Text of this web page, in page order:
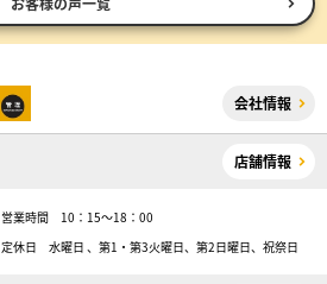
会社情報
店舗情報
営業時間 10：15～18：00
定休日 水曜日 、第1・第3火曜日、第2日曜日、祝祭日